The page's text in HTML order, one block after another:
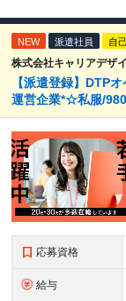
NEW 派遣社員 自
株式会社キャリアデザ
【派遣登録】DTP
運営企業*☆私服/
応募資格
給与